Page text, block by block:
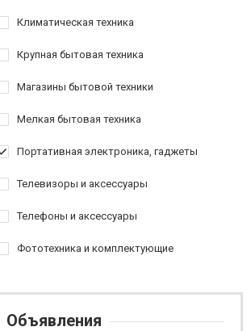
Климатическая техника
Крупная бытовая техника
Магазины бытовой техники
Мелкая бытовая техника
Портативная электроника, гаджеты
Телевизоры и аксессуары
Телефоны и аксессуары
Фототехника и комплектующие
Объявления